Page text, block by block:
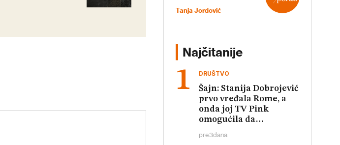
Tanja Jordović
Najčitanije
DRUŠTVO
Šajn: Stanija Dobrojević
prvo vređala Rome, a
onda joj TV Pink
omogućila da
pre3dana